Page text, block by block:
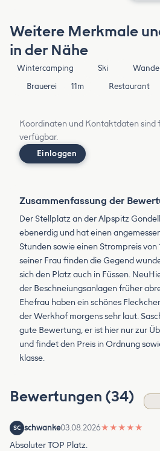
Weitere Merkmale
in der Nähe
Wintercamping Ski
Brauerei
11m Restaurant
Koordinaten und Kontaktdaten sind
verfügbar.
Einloggen
Zusammenfassung der
Der Stellplatz an der Alpspitz
ebenerdig und hat einen
Stunden sowie einen Strompreis von
seiner Frau finden die Gegend
sich den Platz auch in Füssen.
der Beschneiungsanlagen früher
Ehefrau haben ein schönes
der Werkhof morgens sehr laut.
gute Bewertung, er ist hier nur zur
und findet den Preis in Ordnung
klasse.
Bewertungen (34)
SC schwanke03.08.2026★ ★ ★ ★ ★
Absoluter TOP Platz.